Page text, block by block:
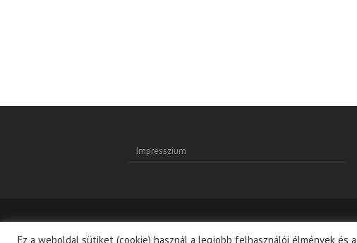
Impresszium
Ez a weboldal sütiket (cookie) használ a legjobb felhasználói élmények